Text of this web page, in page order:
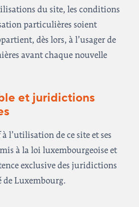
du site, les conditions
particulières soient
dès lors, à l’usager de
avant chaque nouvelle
et juridictions
l’utilisation de ce site et ses
à la loi luxembourgeoise et
exclusive des juridictions
Luxembourg.